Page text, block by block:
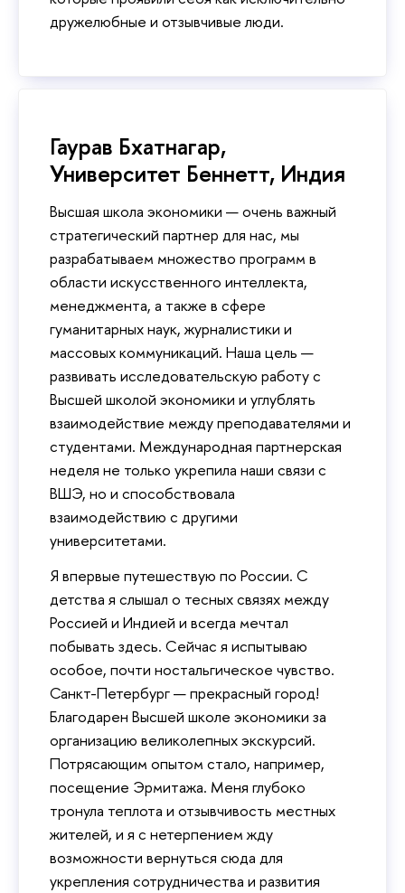
дружелюбные и отзывчивые люди.
Гаурав Бхатнагар,
Университет Беннетт, Индия
Высшая школа экономики — очень важный
стратегический партнер для нас, мы
разрабатываем множество программ в
области искусственного интеллекта,
менеджмента, а также в сфере
гуманитарных наук, журналистики и
массовых коммуникаций. Наша цель —
развивать исследовательскую работу с
Высшей школой экономики и углублять
взаимодействие между преподавателями и
студентами. Международная партнерская
неделя не только укрепила наши связи с
ВШЭ, но и способствовала
взаимодействию с другими
университетами.
Я впервые путешествую по России. С
детства я слышал о тесных связях между
Россией и Индией и всегда мечтал
побывать здесь. Сейчас я испытываю
особое, почти ностальгическое чувство.
Санкт-Петербург — прекрасный город!
Благодарен Высшей школе экономики за
организацию великолепных экскурсий.
Потрясающим опытом стало, например,
посещение Эрмитажа. Меня глубоко
тронула теплота и отзывчивость местных
жителей, и я с нетерпением жду
возможности вернуться сюда для
укрепления сотрудничества и развития